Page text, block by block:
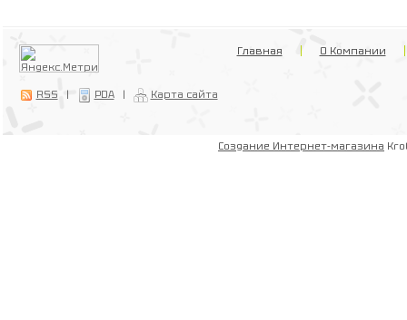
RSS | PDA | Карта сайта
Главная О Компании
Создание Интернет-магазина